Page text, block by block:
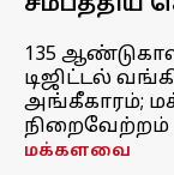
135 ஆண்டுகால
டிஜிட்டல்
அங்கீகாரம்;
நிறைவேற்றம்
மக்களவை